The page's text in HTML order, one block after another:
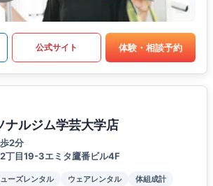
公式サイト 体験・相談予約
ナルジム学芸大学店
2分
丁目19-3エミタ鷹番ビル4F
ーズレンタル ウェアレンタル
体組成計